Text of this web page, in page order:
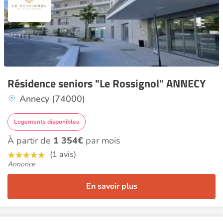
Résidence seniors "Le Rossignol" ANNECY
Annecy (74000)
Logements disponibles
À partir de 1 354€ par mois
(1 avis)
Annonce
En savoir plus